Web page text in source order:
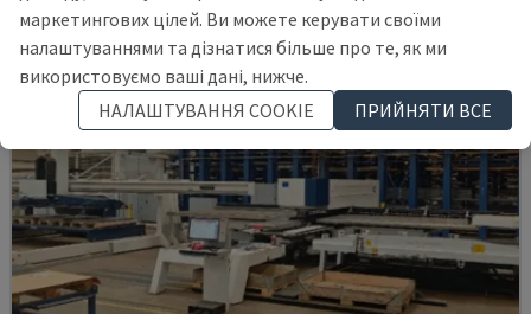
маркетингових цілей. Ви можете керувати своїми
налаштуваннями та дізнатися більше про те, як ми
використовуємо ваші дані, нижче.
НАЛАШТУВАННЯ COOKIE
ПРИЙНЯТИ ВСЕ